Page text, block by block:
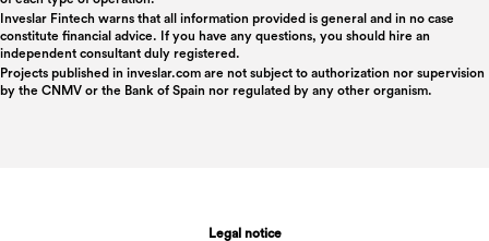
Inveslar Fintech warns that all information provided is general and in no case
constitute financial advice. If you have any questions, you should hire an
independent consultant duly registered.
Projects published in inveslar.com are not subject to authorization nor supervision
by the CNMV or the Bank of Spain nor regulated by any other organism.
Legal notice